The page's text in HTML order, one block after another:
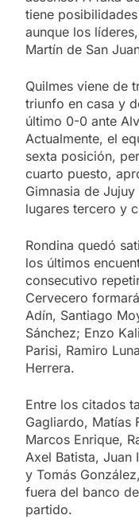
tiene
aunque los
Martín de San
Quilmes viene de
triunfo en casa y
último 0-0 ante
Actualmente, el
sexta posición,
cuarto puesto,
Gimnasia de
lugares tercero y
Rondina quedó
los últimos
consecutivo
Cervecero
Adín, Santiago
Sánchez; Enzo
Parisi, Ramiro
Herrera.
Entre los citados
Gagliardo, Matías
Marcos Enrique,
Axel Batista, Juan
y Tomás
fuera del banco
partido.